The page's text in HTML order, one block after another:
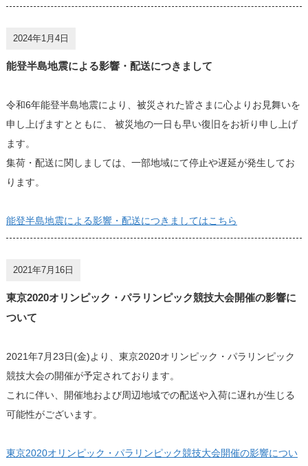
2024年1月4日
能登半島地震による影響・配送につきまして
令和6年能登半島地震により、被災された皆さまに心よりお見舞いを
申し上げますとともに、 被災地の一日も早い復旧をお祈り申し上げ
ます。
集荷・配送に関しましては、一部地域にて停止や遅延が発生してお
ります。
能登半島地震による影響・配送につきましてはこちら
2021年7月16日
東京2020オリンピック・パラリンピック競技大会開催の影響に
ついて
2021年7月23日(金)より、東京2020オリンピック・パラリンピック
競技大会の開催が予定されております。
これに伴い、開催地および周辺地域での配送や入荷に遅れが生じる
可能性がございます。
東京2020オリンピック・パラリンピック競技大会開催の影響につい